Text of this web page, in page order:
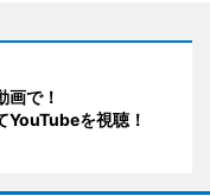
画で！
YouTubeを視聴！